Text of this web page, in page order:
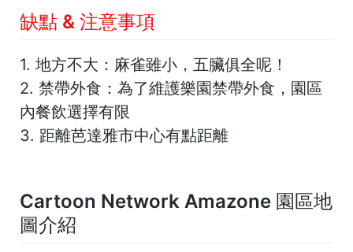
缺點 & 注意事項
1. 地方不大： 麻雀雖小，五臟俱全呢！
2. 禁帶外食： 為了維護樂園禁帶外食，園區
內餐飲選擇有限
3. 距離芭達雅市中心有點距離
Cartoon Network Amazone 園區地
圖介紹